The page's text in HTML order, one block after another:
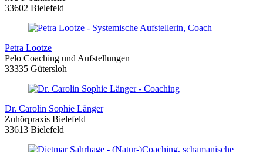
33602 Bielefeld
Petra Lootze
Pelo Coaching und Aufstellungen
33335 Gütersloh
Dr. Carolin Sophie Länger
Zuhörpraxis Bielefeld
33613 Bielefeld